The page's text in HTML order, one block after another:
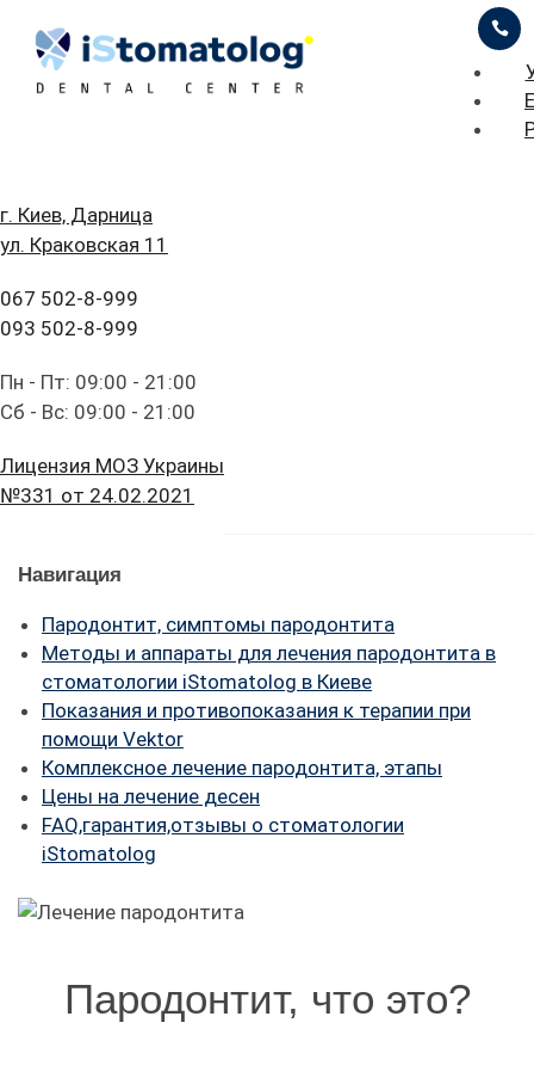
ПРО НАС
FAQ
ПАЦІЄНТУ
ПОСЛУГИ
ПРО НАС
БЛОГ
КОНТАКТИ
г. Киев, Дарница
ул. Краковская 11
067 502-8-999
093 502-8-999
Пн - Пт: 09:00 - 21:00
Сб - Вс: 09:00 - 21:00
Лицензия МОЗ Украины
№331 от 24.02.2021
ОСТАВИТЬ ЗАЯВКУ
Лечение
пародонтита
Навигация
Пародонтит, симптомы пародонтита
Методы и аппараты для лечения пародонтита в
стоматологии iStomatolog в Киеве
Показания и противопоказания к терапии при
помощи Vektor
Комплексное лечение пародонтита, этапы
Цены на лечение десен
FAQ,гарантия,отзывы о стоматологии
iStomatolog
Пародонтит, что это?